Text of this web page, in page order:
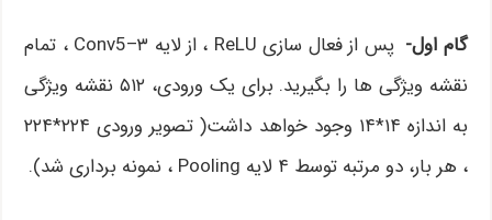
گام اول-
پس از فعال سازی ReLU ، از لایه Conv5–۳ ، تمام
نقشه ویژگی ها را بگیرید. برای یک ورودی، ۵۱۲ نقشه ویژگی
به اندازه ۱۴*۱۴ وجود خواهد داشت( تصویر ورودی ۲۲۴*۲۲۴
، هر بار، دو مرتبه توسط ۴ لایه Pooling ، نمونه برداری شد).